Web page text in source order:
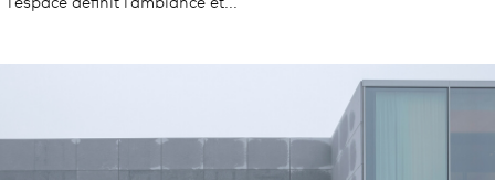
l’espace définit l’ambiance et...